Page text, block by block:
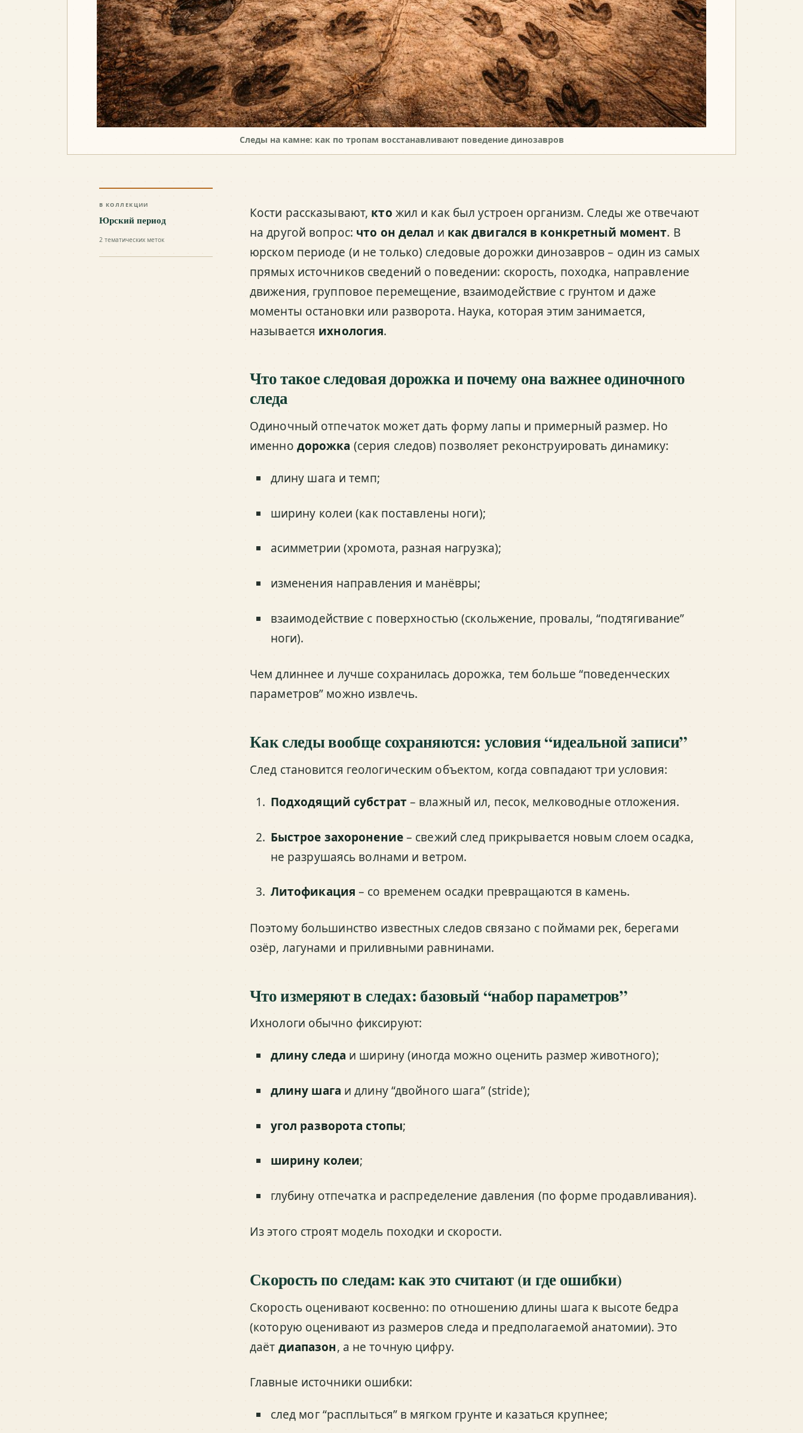
Следы на камне: как по тропам восстанавливают поведение динозавров
В КОЛЛЕКЦИИ
Юрский период
2 тематических меток
Кости рассказывают, кто жил и как был устроен организм. Следы же отвечают
на другой вопрос: что он делал и как двигался в конкретный момент. В
юрском периоде (и не только) следовые дорожки динозавров – один из самых
прямых источников сведений о поведении: скорость, походка, направление
движения, групповое перемещение, взаимодействие с грунтом и даже
моменты остановки или разворота. Наука, которая этим занимается,
называется ихнология.
Что такое следовая дорожка и почему она важнее одиночного
следа
Одиночный отпечаток может дать форму лапы и примерный размер. Но
именно дорожка (серия следов) позволяет реконструировать динамику:
длину шага и темп;
ширину колеи (как поставлены ноги);
асимметрии (хромота, разная нагрузка);
изменения направления и манёвры;
взаимодействие с поверхностью (скольжение, провалы, “подтягивание”
ноги).
Чем длиннее и лучше сохранилась дорожка, тем больше “поведенческих
параметров” можно извлечь.
Как следы вообще сохраняются: условия “идеальной записи”
След становится геологическим объектом, когда совпадают три условия:
Подходящий субстрат – влажный ил, песок, мелководные отложения.
Быстрое захоронение– свежий след прикрывается новым слоем осадка,
не разрушаясь волнами и ветром.
Литофикация – со временем осадки превращаются в камень.
Поэтому большинство известных следов связано с поймами рек, берегами
озёр, лагунами и приливными равнинами.
Что измеряют в следах: базовый “набор параметров”
Ихнологи обычно фиксируют:
длину следа и ширину (иногда можно оценить размер животного);
длину шага и длину “двойного шага” (stride);
угол разворота стопы;
ширину колеи;
глубину отпечатка и распределение давления (по форме продавливания).
Из этого строят модель походки и скорости.
Скорость по следам: как это считают (и где ошибки)
Скорость оценивают косвенно: по отношению длины шага к высоте бедра
(которую оценивают из размеров следа и предполагаемой анатомии). Это
даёт диапазон, а не точную цифру.
Главные источники ошибки:
след мог “расплыться” в мягком грунте и казаться крупнее;